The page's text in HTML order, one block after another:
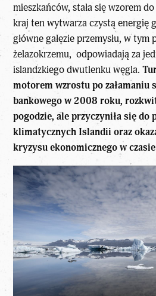
mieszkańców, stała się wzorem
kraj ten wytwarza czystą energię
główne gałęzie przemysłu, w
żelazokrzemu, odpowiadają za
islandzkiego dwutlenku węgla.
motorem wzrostu po załamaniu
bankowego w 2008 roku,
pogodzie, ale przyczyniła się do
klimatycznych Islandii oraz
kryzysu ekonomicznego w